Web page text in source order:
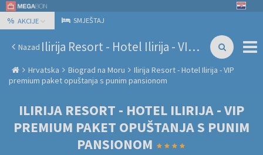
% AKCIJE SMJEŠTAJ
Nazad Ilirija Resort - Hotel Ilirija - VIP premium paket opuštanja s punim pansionom
Hrvatska Biograd na Moru
Ilirija Resort - Hotel Ilirija - VIP
premium paket opuštanja s punim pansionom
ILIRIJA RESORT - HOTEL ILIRIJA - VIP
PREMIUM PAKET OPUŠTANJA S PUNIM
PANSIONOM